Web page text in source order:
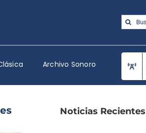
Buscar:
Archivo Sonoro
Noticias Recientes